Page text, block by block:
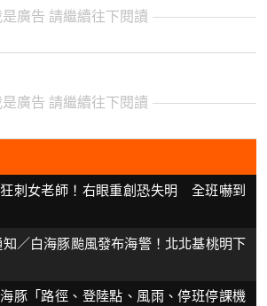
是廣告 請繼續往下閱讀
是廣告 請繼續往下閱讀
刺女老師！右眼重創恐失明 全班嚇到
／白海豚颱風發布海警！北北基桃明下
豚「路徑、登陸點、風雨、停班停課機